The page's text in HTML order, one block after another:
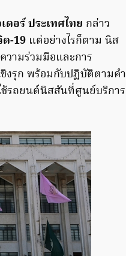
ตอร์ ประเทศไทย กล่าว
ด-19 แต่อย่างไรก็ตาม นิส
วามร่วมมือและการ
งรุก พร้อมกับปฏิบัติตามคำ
ช้รถยนต์นิสสันที่ศูนย์บริการ